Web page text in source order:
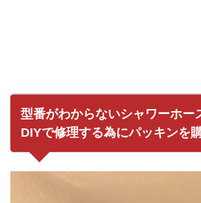
型番がわからないシャワーホー
DIYで修理する為にパッキンを